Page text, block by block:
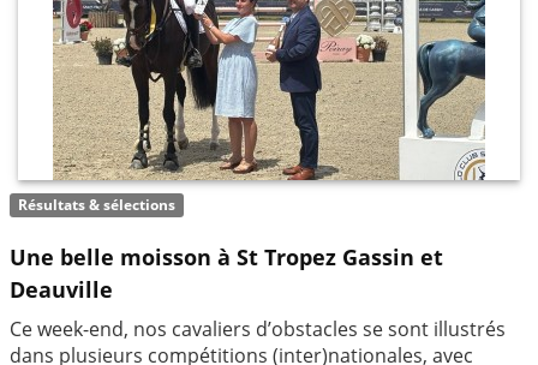
Résultats & sélections
Une belle moisson à St Tropez Gassin et
Deauville
Ce week-end, nos cavaliers d’obstacles se sont illustrés
dans plusieurs compétitions (inter)nationales, avec